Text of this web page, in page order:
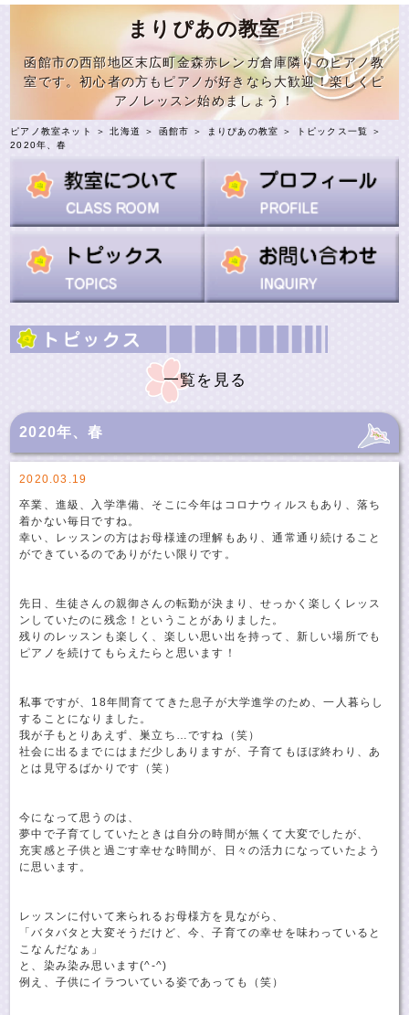
まりぴあの教室
函館市の西部地区末広町金森赤レンガ倉庫隣りのピアノ教
室です。初心者の方もピアノが好きなら大歓迎！楽しくピ
アノレッスン始めましょう！
ピアノ教室ネット ＞北海道 ＞ 函館市 ＞ まりぴあの教室 ＞ トピックス一覧
＞
2020年、春
一覧を見る
2020年、春
2020.03.19
卒業、進級、入学準備、そこに今年はコロナウィルスもあり、落ち
着かない毎日ですね。
幸い、レッスンの方はお母様達の理解もあり、通常通り続けること
ができているのでありがたい限りです。
先日、生徒さんの親御さんの転勤が決まり、せっかく楽しくレッス
ンしていたのに残念！ということがありました。
残りのレッスンも楽しく、楽しい思い出を持って、新しい場所でも
ピアノを続けてもらえたらと思います！
私事ですが、18年間育ててきた息子が大学進学のため、一人暮らし
することになりました。
我が子もとりあえず、巣立ち…ですね（笑）
社会に出るまでにはまだ少しありますが、子育てもほぼ終わり、あ
とは見守るばかりです（笑）
今になって思うのは、
夢中で子育てしていたときは自分の時間が無くて大変でしたが、
充実感と子供と過ごす幸せな時間が、日々の活力になっていたよう
に思います。
レッスンに付いて来られるお母様方を見ながら、
「バタバタと大変そうだけど、今、子育ての幸せを味わっていると
こなんだなぁ」
と、染み染み思います(^-^)
例え、子供にイラついている姿であっても（笑）